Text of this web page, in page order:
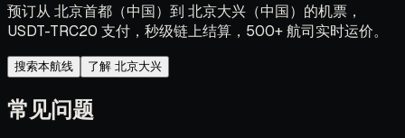
预订从 北京首都（中国）到 北京大兴（中国）的机票，
USDT-TRC20 支付，秒级链上结算，500+ 航司实时运价。
搜索本航线 了解 北京大兴
常见问题